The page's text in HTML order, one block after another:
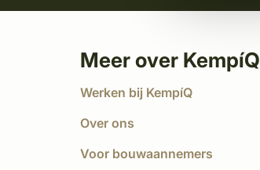
Meer over KempíQ
Werken bij KempíQ
Over ons
Voor bouwaannemers